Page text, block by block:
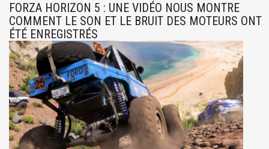
FORZA HORIZON 5 : UNE VIDÉO NOUS MONTRE
COMMENT LE SON ET LE BRUIT DES MOTEURS ONT
ÉTÉ ENREGISTRÉS